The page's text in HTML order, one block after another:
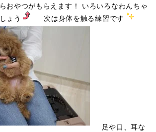
おやつがもらえます！ いろいろなわんちゃ
ょう
次は身体を触る練習です
足や口、耳な